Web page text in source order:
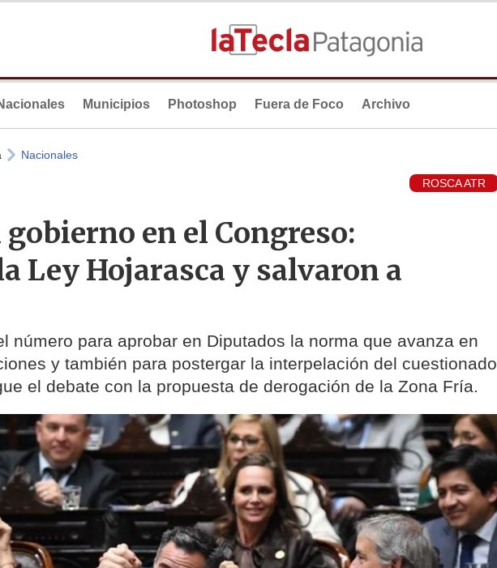
Municipios Photoshop Fuera de Foco Archivo
Nacionales
ROSCA ATR
en el Congreso:
Ley Hojarasca y salvaron a
número para aprobar en Diputados la norma que avanza en
y también para postergar la interpelación del cuestionado
el debate con la propuesta de derogación de la Zona Fría.